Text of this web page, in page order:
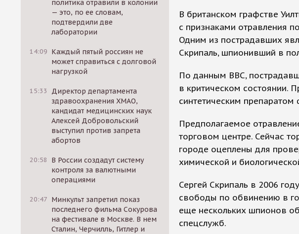
политика отравили в колонии
— это, по ее словам,
подтвердили две
лаборатории
14:09 Каждый пятый россиян не
может справиться с долговой
нагрузкой
15:33
Директор департамента
здравоохранения ХМАО,
кандидат медицинских наук
Алексей Добровольский
выступил против запрета
абортов
20:58
В России создадут систему
контроля за валютными
операциями
20:47 Минкульт запретил показ
последнего фильма Сокурова
на фестивале в Москве. В нем
Сталин, Черчилль, Гитлер и
В британском графстве
с признаками отравления
Одним из пострадавших
Скрипаль, шпионивший в
По данным ВВС,
в критическом состоянии.
синтетическим препаратом
Предполагаемое
торговом центре. Сейчас
городе оцеплены для
химической и
Сергей Скрипаль в 2006
свободы по обвинению в
еще нескольких шпионов
спецслужб.